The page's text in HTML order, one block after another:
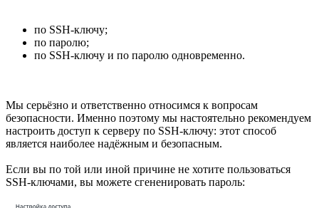
по SSH-ключу;
по паролю;
по SSH-ключу и по паролю одновременно.
Мы серьёзно и ответственно относимся к вопросам
безопасности. Именно поэтому мы настоятельно рекомендуем
настроить доступ к серверу по SSH-ключу: этот способ
является наиболее надёжным и безопасным.
Если вы по той или иной причине не хотите пользоваться
SSH-ключами, вы можете сгененировать пароль: